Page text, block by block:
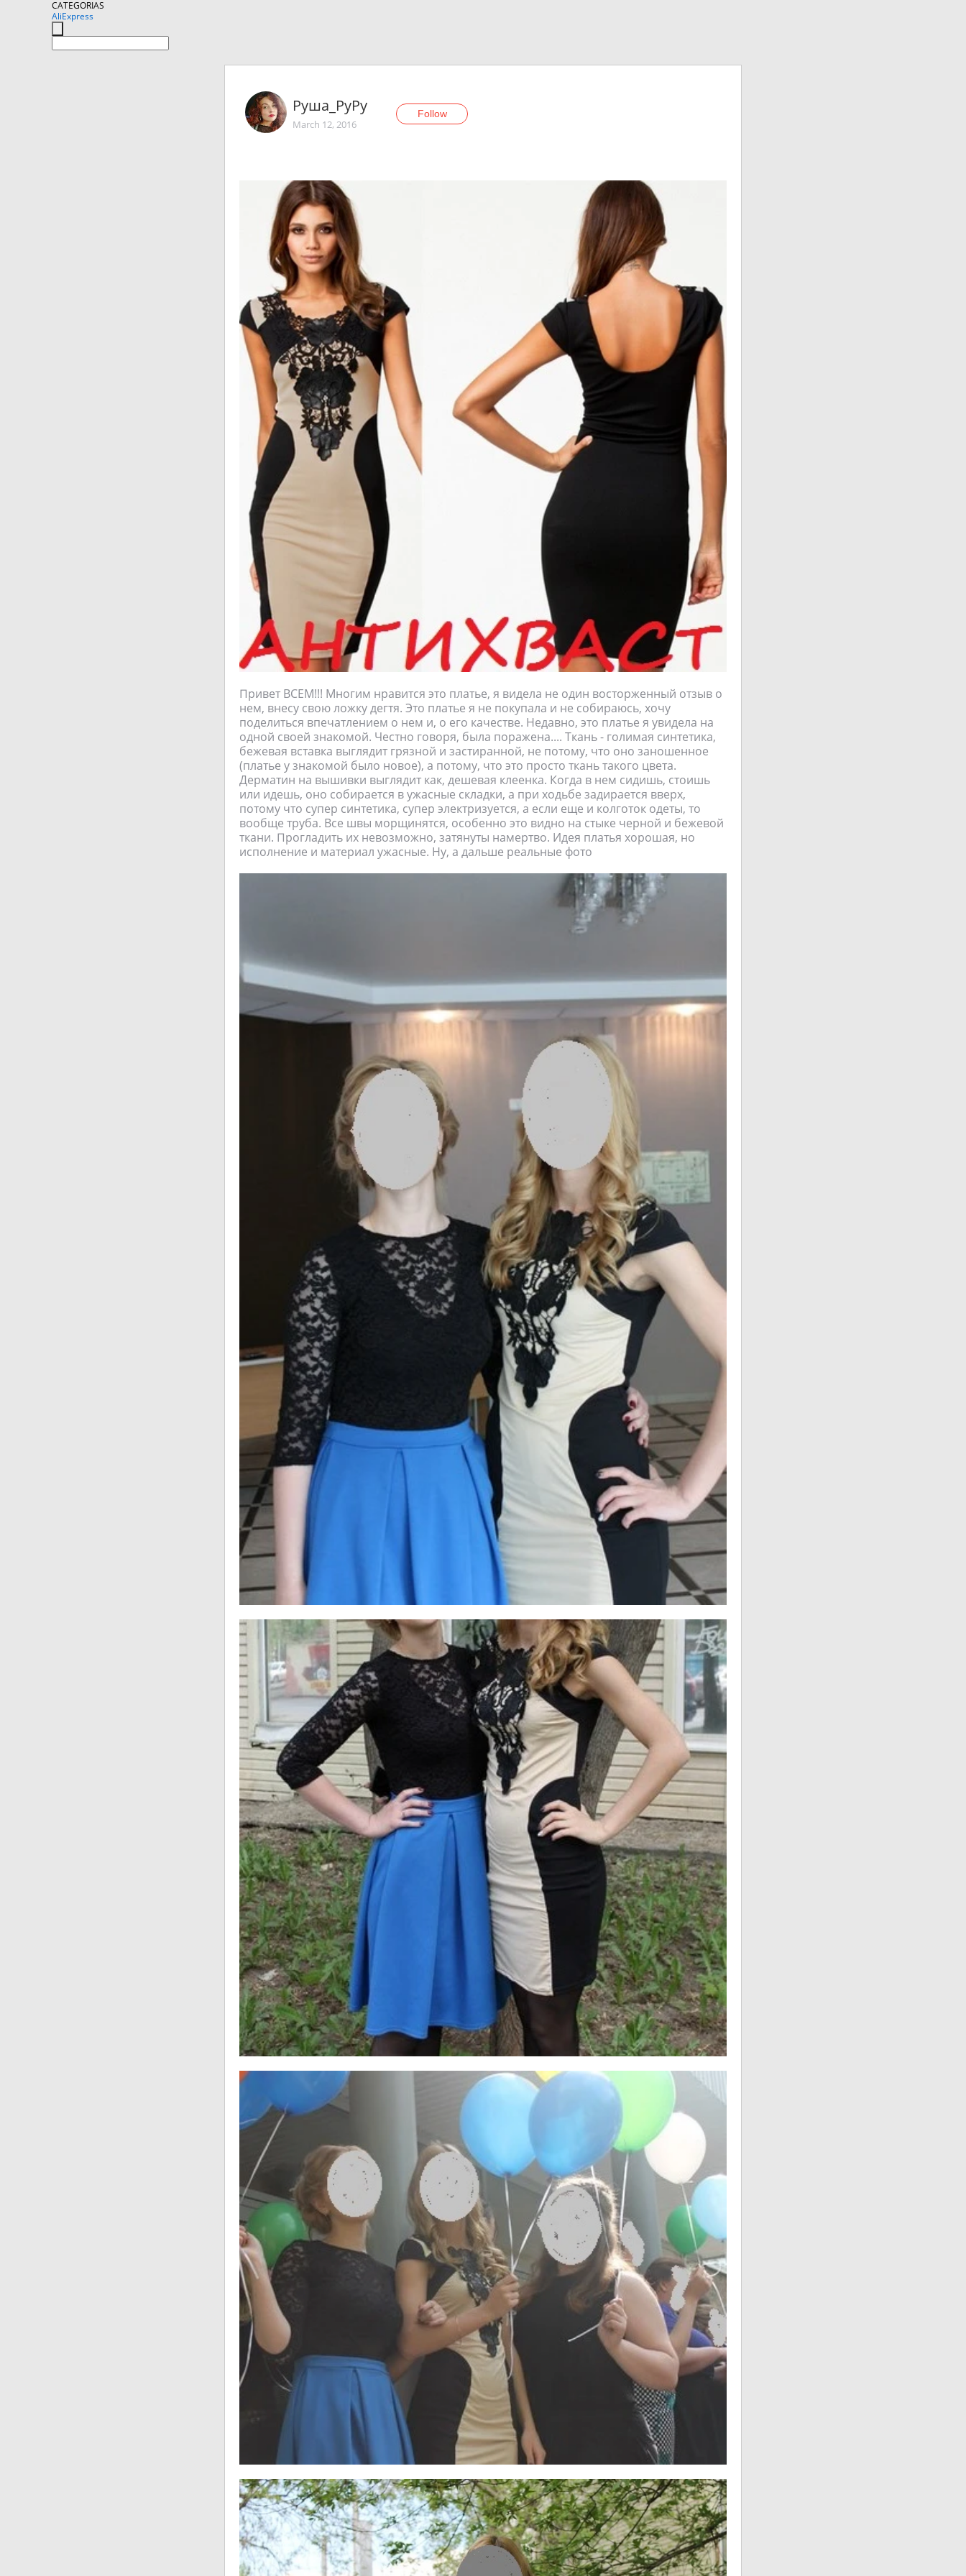
CATEGORIAS
AliExpress
Руша_РуРу
March 12, 2016
Follow
Привет ВСЕМ!!! Многим нравится это платье, я видела не один восторженный отзыв о
нем, внесу свою ложку дегтя. Это платье я не покупала и не собираюсь, хочу
поделиться впечатлением о нем и, о его качестве. Недавно, это платье я увидела на
одной своей знакомой. Честно говоря, была поражена.... Ткань - голимая синтетика,
бежевая вставка выглядит грязной и застиранной, не потому, что оно заношенное
(платье у знакомой было новое), а потому, что это просто ткань такого цвета.
Дерматин на вышивки выглядит как, дешевая клеенка. Когда в нем сидишь, стоишь
или идешь, оно собирается в ужасные складки, а при ходьбе задирается вверх,
потому что супер синтетика, супер электризуется, а если еще и колготок одеты, то
вообще труба. Все швы морщинятся, особенно это видно на стыке черной и бежевой
ткани. Прогладить их невозможно, затянуты намертво. Идея платья хорошая, но
исполнение и материал ужасные. Ну, а дальше реальные фото